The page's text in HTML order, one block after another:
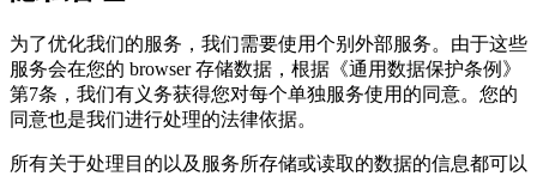
为了优化我们的服务，我们需要使用个别外部服务。由于这些
服务会在您的 browser 存储数据，根据《通用数据保护条例》
第7条，我们有义务获得您对每个单独服务使用的同意。您的
同意也是我们进行处理的法律依据。
所有关于处理目的以及服务所存储或读取的数据的信息都可以